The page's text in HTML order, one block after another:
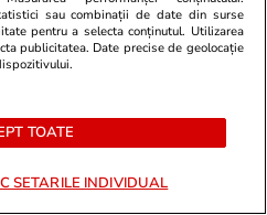
sau combinații de date din surse
pentru a selecta conținutul. Utilizarea
publicitatea. Date precise de geolocație
TOATE
SETARILE INDIVIDUAL